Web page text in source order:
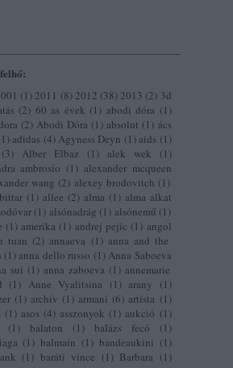
(1 ) 2011 (8) 2012 (38) 2013 (2) 3d
(2) 60 as évek (1 ) abodi dóra (1 )
(2) Abodi Dóra (1 ) absolut (1 ) ács
1 ) adidas (4) Agyness Deyn (1 ) aids (1 )
(3) Alber Elbaz (1 ) alek wek (1 )
ambrosio (1 ) alexander mcqueen
wang (2) alexey brodovitch (1 )
(1 ) allee (2) alma (1 ) alma alkat
(1 ) alsónadrág (1 ) alsónemű (1 )
(1 ) amerika (1 ) andrej pejic (1 ) angol
tuan (2) annaeva (1 ) anna and the
(1 ) anna dello russo (1 ) Anna Saboeva
sui (1 ) anna zaboeva (1 ) annemarie
(1 ) Anne Vyalitsina (1 ) arany (1 )
(1 ) archív (1 ) armani (6) artista (1 )
(1 ) asos (4) asszonyok (1 ) aukció (1 )
(1 ) balaton (1 ) balázs fecó (1 )
(1 ) balmain (1 ) bandeaukini (1 )
(1 ) baráti vince (1 ) Barbara (1 )